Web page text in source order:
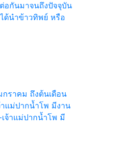
อกันมาจนถึงปัจจุบัน
ด้นำข้าวทิพย์ หรือ
กราคม ถึงต้นเดือน
แม่ปากน้ำโพ มีงาน
จ้าแม่ปากน้ำโพ มี